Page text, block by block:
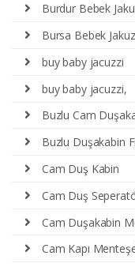
Burdur Bebek
Bursa Bebek
buy baby jacuzzi
buy baby jacuzzi,
Buzlu Cam
Buzlu Duşakabin
Cam Duş Kabin
Cam Duş
Cam Duşakabin
Cam Kapı